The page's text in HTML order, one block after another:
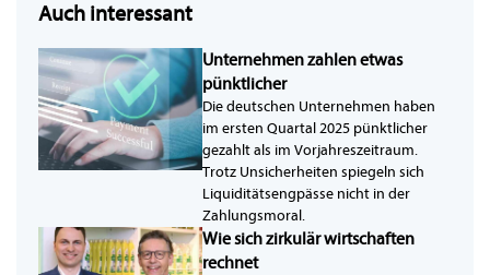
Auch interessant
Unternehmen zahlen etwas
pünktlicher
Die deutschen Unternehmen haben
im ersten Quartal 2025 pünktlicher
gezahlt als im Vorjahreszeitraum.
Trotz Unsicherheiten spiegeln sich
Liquiditätsengpässe nicht in der
Zahlungsmoral.
Wie sich zirkulär wirtschaften
rechnet